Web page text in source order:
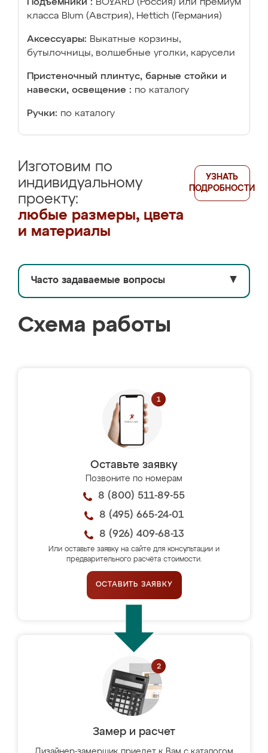
Подъемники : BOYARD (Россия) или премиум
класса Blum (Австрия), Hettich (Германия)
Аксессуары: Выкатные корзины,
бутылочницы, волшебные уголки, карусели
Пристеночный плинтус, барные стойки и
навески, освещение : по каталогу
Ручки: по каталогу
Изготовим по
индивидуальному
проекту:
любые размеры, цвета
и материалы
УЗНАТЬ
ПОДРОБНОСТИ
Часто задаваемые вопросы ▼
Схема работы
Оставьте заявку
Позвоните по номерам
8 (800) 511-89-55
8 (495) 665-24-01
8 (926) 409-68-13
Или оставьте заявку на сайте для консультации и
предварительного расчёта стоимости.
ОСТАВИТЬ ЗАЯВКУ
Замер и расчет